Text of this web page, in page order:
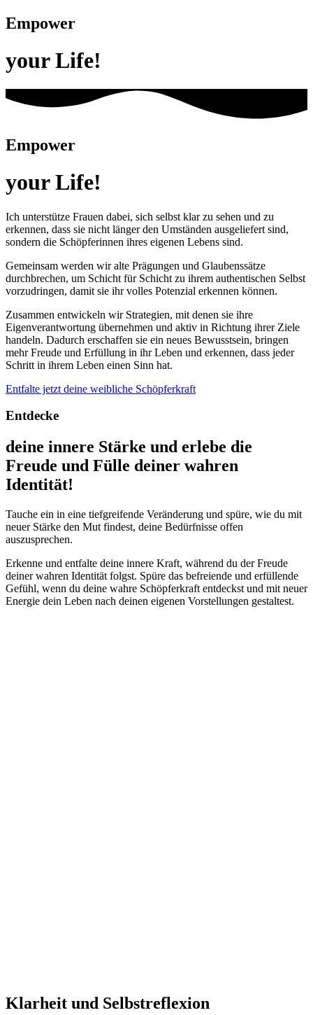
Empower
your Life!
Empower
your Life!
Ich unterstütze Frauen dabei, sich selbst klar zu sehen und zu
erkennen, dass sie nicht länger den Umständen ausgeliefert sind,
sondern die Schöpferinnen ihres eigenen Lebens sind.
Gemeinsam werden wir alte Prägungen und Glaubenssätze
durchbrechen, um Schicht für Schicht zu ihrem authentischen Selbst
vorzudringen, damit sie ihr volles Potenzial erkennen können.
Zusammen entwickeln wir Strategien, mit denen sie ihre
Eigenverantwortung übernehmen und aktiv in Richtung ihrer Ziele
handeln. Dadurch erschaffen sie ein neues Bewusstsein, bringen
mehr Freude und Erfüllung in ihr Leben und erkennen, dass jeder
Schritt in ihrem Leben einen Sinn hat.
Entfalte jetzt deine weibliche Schöpferkraft
Entdecke
deine innere Stärke und erlebe die
Freude und Fülle deiner wahren
Identität!
Tauche ein in eine tiefgreifende Veränderung und spüre, wie du mit
neuer Stärke den Mut findest, deine Bedürfnisse offen
auszusprechen.
Erkenne und entfalte deine innere Kraft, während du der Freude
deiner wahren Identität folgst. Spüre das befreiende und erfüllende
Gefühl, wenn du deine wahre Schöpferkraft entdeckst und mit neuer
Energie dein Leben nach deinen eigenen Vorstellungen gestaltest.
Klarheit und Selbstreflexion